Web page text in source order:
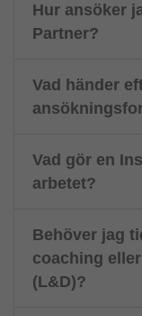
Hur ansöker
Partner?
Vad händer
Vad gör en
arbetet?
Behöver jag
coaching
(L&D)?